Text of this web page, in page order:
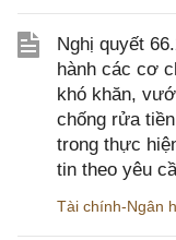
Nghị quyết
hành các cơ
khó khăn,
chống rửa
trong thực
tin theo yêu
Tài chính-Ngân